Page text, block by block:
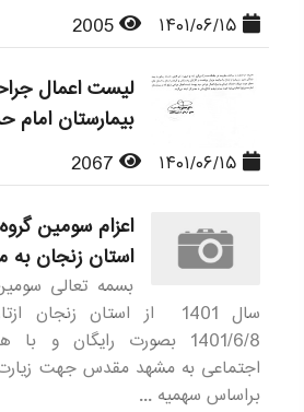
لیست اعمال
بیمارستان
اعزام سومین
استان زنجان
1401/6/8 بصورت رایگان و
اجتماعی به مشهد مقدس جهت
براساس سهمیه ...